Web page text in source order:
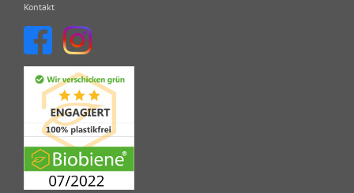
Kontakt